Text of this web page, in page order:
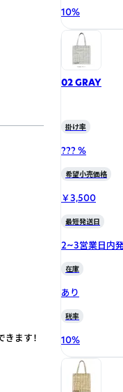
10%
02 GRAY
掛け率
??? %
希望小売価格
￥3,500
最短発送日
2~3営業日内
在庫
あり
税率
10%
ます！